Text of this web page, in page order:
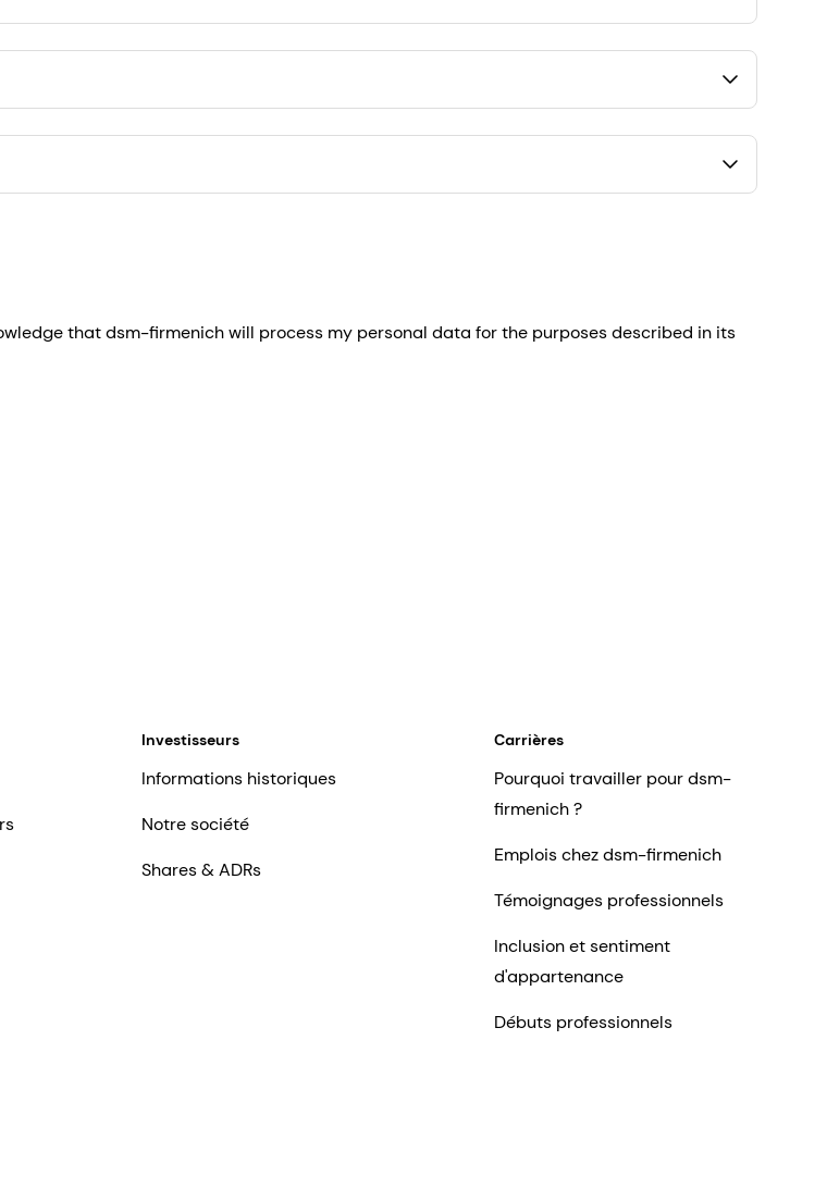
that dsm-firmenich will process my personal data for the purposes described in its
Investisseurs
Informations historiques
Notre société
Shares & ADRs
Carrières
Pourquoi travailler pour dsm-
firmenich ?
Emplois chez dsm-firmenich
Témoignages professionnels
Inclusion et sentiment
d'appartenance
Débuts professionnels